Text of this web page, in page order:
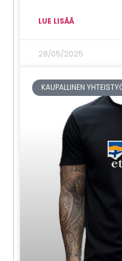
LUE LISÄÄ
28/05/2025
KAUPALLINEN